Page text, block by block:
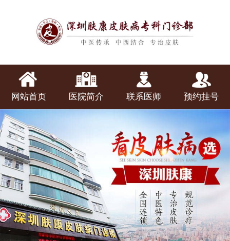
网站首页 医院简介 联系医师 预约挂号